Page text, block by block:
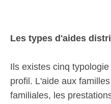
Les types d'aides
Ils existes cinq
profil. L'aide aux
familiales, les